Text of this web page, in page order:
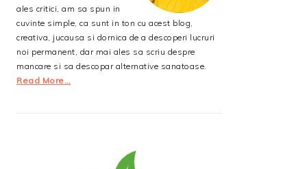
ales critici, am sa spun in
cuvinte simple, ca sunt in ton cu acest blog,
creativa, jucausa si dornica de a descoperi lucruri
noi permanent, dar mai ales sa scriu despre
mancare si sa descopar alternative sanatoase.
Read More…